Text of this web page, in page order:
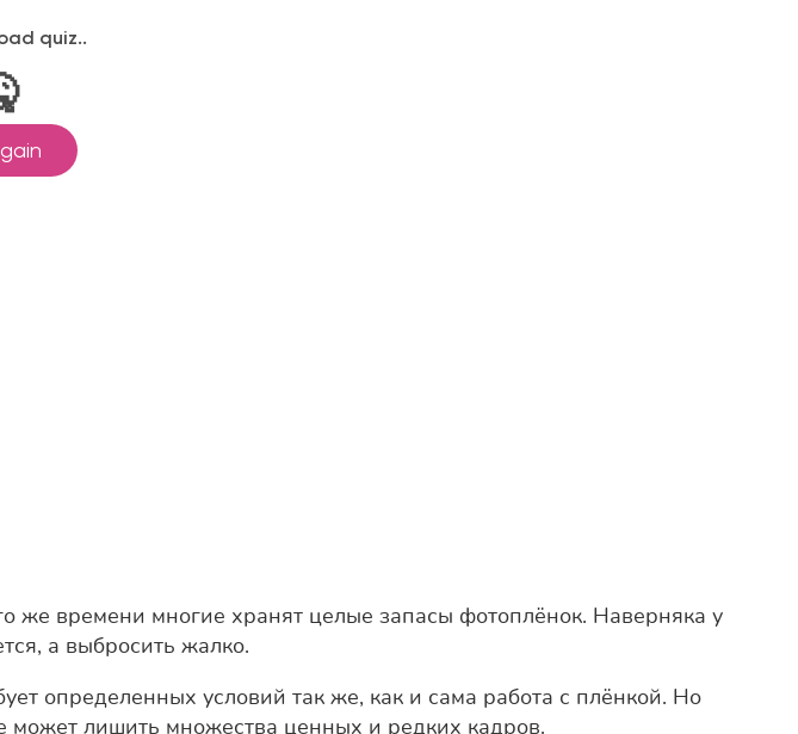
времени многие хранят целые запасы фотоплёнок. Наверняка у
а выбросить жалко.
определенных условий так же, как и сама работа с плёнкой. Но
может лишить множества ценных и редких кадров.